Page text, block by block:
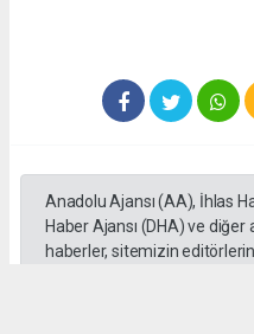
Anadolu Ajansı (AA), İhlas
Haber Ajansı (DHA) ve
haberler, sitemizin